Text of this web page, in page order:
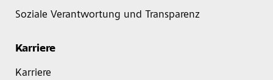
Soziale Verantwortung und Transparenz
Karriere
Karriere